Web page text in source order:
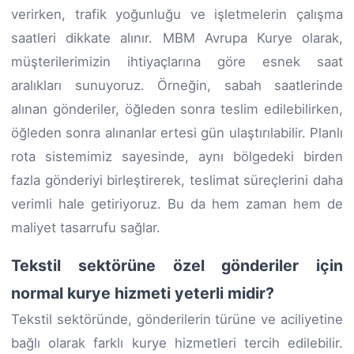
verirken, trafik yoğunluğu ve işletmelerin çalışma
saatleri dikkate alınır. MBM Avrupa Kurye olarak,
müşterilerimizin ihtiyaçlarına göre esnek saat
aralıkları sunuyoruz. Örneğin, sabah saatlerinde
alınan gönderiler, öğleden sonra teslim edilebilirken,
öğleden sonra alınanlar ertesi gün ulaştırılabilir. Planlı
rota sistemimiz sayesinde, aynı bölgedeki birden
fazla gönderiyi birleştirerek, teslimat süreçlerini daha
verimli hale getiriyoruz. Bu da hem zaman hem de
maliyet tasarrufu sağlar.
Tekstil sektörüne özel gönderiler için
normal kurye hizmeti yeterli midir?
Tekstil sektöründe, gönderilerin türüne ve aciliyetine
bağlı olarak farklı kurye hizmetleri tercih edilebilir.